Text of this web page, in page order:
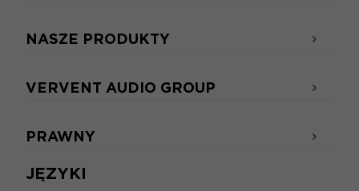
JĘZYKI
NASZE PRODUKTY
VERVENT AUDIO GROUP
PRAWNY